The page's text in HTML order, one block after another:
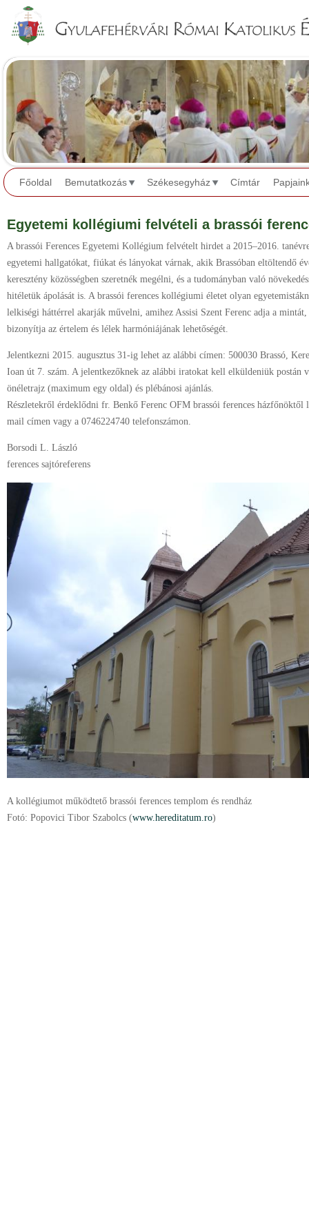
Főoldal Bemutatkozás Székesegyház Címtár
Egyetemi kollégiumi felvételi a brassói
A brassói Ferences Egyetemi Kollégium felvételt hirdet a 2015–2016.
egyetemi hallgatókat, fiúkat és lányokat várnak, akik Brassóban eltöltendő
keresztény közösségben szeretnék megélni, és a tudományban való
hitéletük ápolását is. A brassói ferences kollégiumi életet olyan
lelkiségi háttérrel akarják művelni, amihez Assisi Szent Ferenc adja a mintát,
bizonyítja az értelem és lélek harmóniájának lehetőségét.
Jelentkezni 2015. augusztus 31-ig lehet az alábbi címen: 500030 Brassó,
Ioan út 7. szám. A jelentkezőknek az alábbi iratokat kell elküldeniük postán
önéletrajz (maximum egy oldal) és plébánosi ajánlás.
Részletekről érdeklődni fr. Benkő Ferenc OFM brassói ferences házfőnöktől
mail címen vagy a 0746224740 telefonszámon.
Borsodi L. László
ferences sajtóreferens
A kollégiumot működtető brassói ferences templom és rendház
Fotó: Popovici Tibor Szabolcs (www.hereditatum.ro)